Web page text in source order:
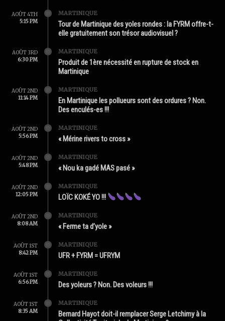
AOÛT 4TH
5:15 PM
MARTINIQUE
Tour de Martinique des yoles rondes : la FYRM offre-t-
elle gratuitement son trésor audiovisuel ?
AOÛT 3RD
6:30 PM
MARTINIQUE
Produit de 1ère nécessité en rupture de stock en
Martinique
AOÛT 2ND
11:14 PM
MARTINIQUE
En Martinique les pollueurs sont des ordures ? Non.
Des enculés-es !!!
AOÛT 2ND
5:56 PM
MARTINIQUE
« Mérine rivers to cross »
AOÛT 2ND
5:48 PM
MARTINIQUE
« Nou ka gadé MAS pasé »
AOÛT 2ND
12:05 PM
MARTINIQUE
LOÏC KOKÉ YO !!!
AOÛT 2ND
8:08 AM
MARTINIQUE
« Ferme ta d’yole »
AOÛT 1ST
8:42 PM
MARTINIQUE
UFR + FYRM = UFRYM
AOÛT 1ST
6:56 PM
MARTINIQUE
Des yoleurs ? Non. Des voleurs !!!
AOÛT 1ST
8:35 AM
MARTINIQUE
Bernard Hayot doit-il remplacer Serge Letchimy à la